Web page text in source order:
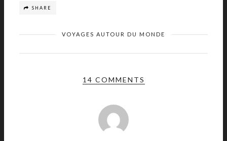
SHARE
VOYAGES AUTOUR DU MONDE
14 COMMENTS